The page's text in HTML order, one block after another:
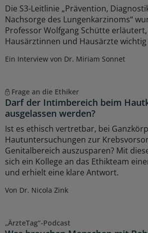
Die S3-Leitlinie „Prävention,
Nachsorge des Lungenkarzinoms“
Professor Wolfgang Schütte
Hausärztinnen und Hausärzte wichtig
Ein Interview von Dr. Miriam Sonnet
Frage an die Ethiker
Darf der Intimbereich beim
ausgelassen werden?
Ist es ethisch vertretbar, bei
Hautuntersuchungen zur
Genitalbereich auszusparen? Mit
sich ein Kollege an das Ethikteam
und erhielt eine klare Antwort.
Von Dr. Nicola Zink
„ÄrzteTag“-Podcast